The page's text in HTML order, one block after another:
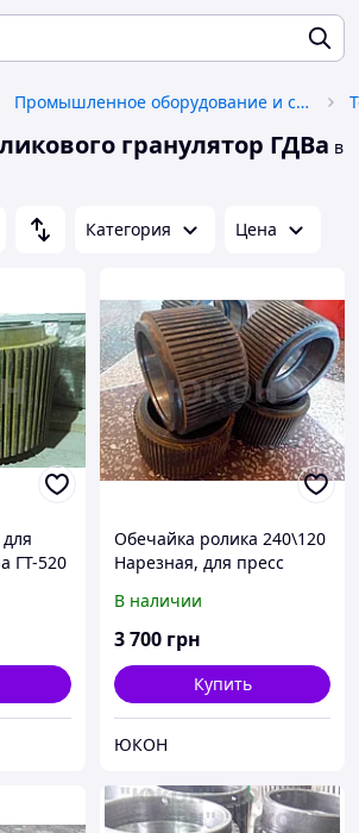
Промышленное оборудование и станки
гранулятор ГДВа в
Категория Цена
ГТ-520
Обечайка ролика 240\120
Нарезная, для пресс
В наличии
3 700 грн
Купить
ЮКОН